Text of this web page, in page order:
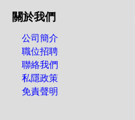
關於我們
公司簡介
職位招聘
聯絡我們
私隱政策
免責聲明